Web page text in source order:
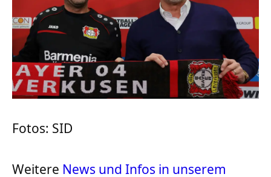
Fotos: SID
Weitere News und Infos in unserem